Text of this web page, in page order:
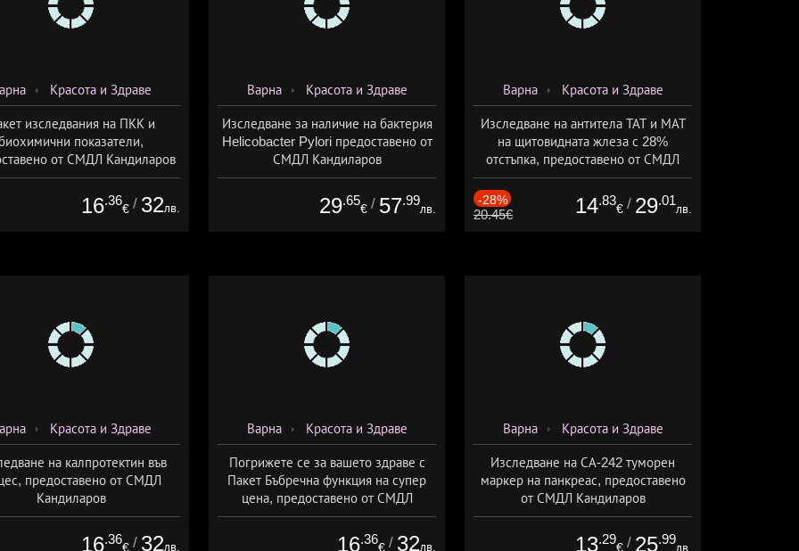
Красота и Здраве
изследвания на ПКК и
показатели,
от СМДЛ Кандиларов
16.36
€ / 32лв.
Варна Красота и Здраве
Изследване за наличие на бактерия
Helicobacter Pylori предоставено от
СМДЛ Кандиларов
29.65
€ / 57.99
лв.
Варна Красота и Здраве
Изследване на антитела ТАТ и МАТ
на щитовидната жлеза с 28%
отстъпка, предоставено от СМДЛ
Кандиларов
-28%
20.45€ 14.83
€ / 29.01
лв.
Красота и Здраве
на калпротектин във
предоставено от СМДЛ
Кандиларов
16.36
€ / 32лв.
Варна Красота и Здраве
Погрижете се за вашето здраве с
Пакет Бъбречна функция на супер
цена, предоставено от СМДЛ
Кандиларов
16.36
€ / 32лв.
Варна Красота и Здраве
Изследване на СА-242 туморен
маркер на панкреас, предоставено
от СМДЛ Кандиларов
13.29
€ / 25.99
лв.